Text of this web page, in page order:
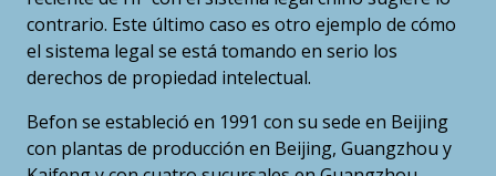
contrario. Este último caso es otro ejemplo de cómo
el sistema legal se está tomando en serio los
derechos de propiedad intelectual.
Befon se estableció en 1991 con su sede en Beijing
con plantas de producción en Beijing, Guangzhou y